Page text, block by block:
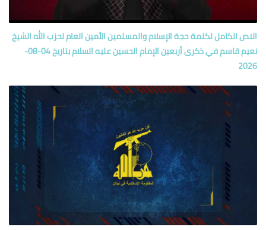
النص الكامل لكلمة حجة الإسلام والمسلمين الأمين العام لحزب الله الشيخ
نعيم قاسم في ذكرى أربعين الإمام الحسين عليه السلام بتاريخ 04-08-
2026